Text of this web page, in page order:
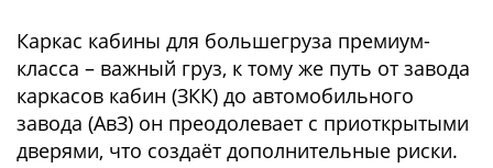
Каркас кабины для большегруза премиум-
класса – важный груз, к тому же путь от завода
каркасов кабин (ЗКК) до автомобильного
завода (АвЗ) он преодолевает с приоткрытыми
дверями, что создаёт дополнительные риски.